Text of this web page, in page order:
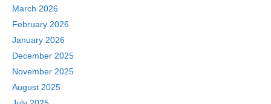
March 2026
February 2026
January 2026
December 2025
November 2025
August 2025